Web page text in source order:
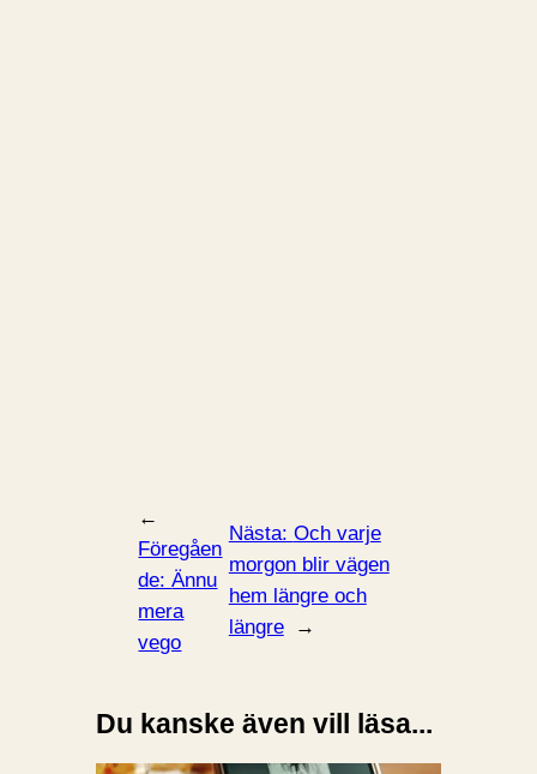
←
Föregåen
de:Ännu
mera
vego
Nästa: Och varje
morgon blir vägen
hem längre och
längre
→
Du kanske även vill läsa...